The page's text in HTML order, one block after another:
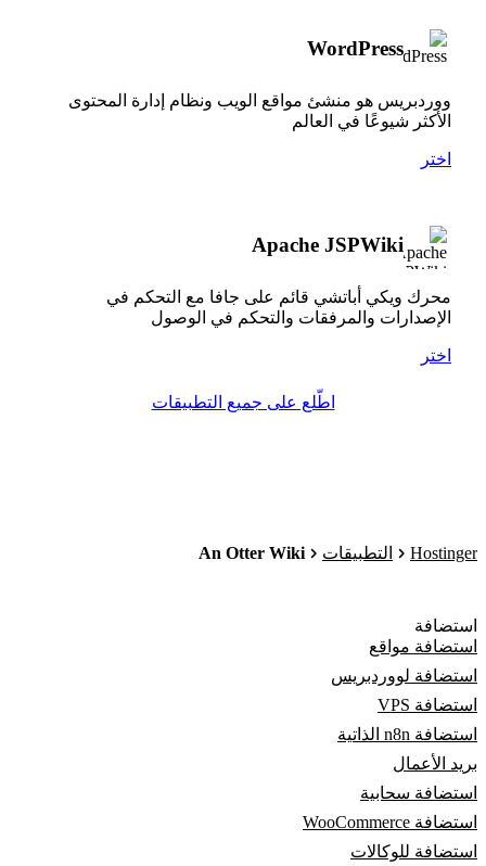
WordPress
ووردبريس هو منشئ مواقع الويب ونظام إدارة المحتوى
الأكثر شيوعًا في العالم
اختر
Apache JSPWiki
محرك ويكي أباتشي قائم على جافا مع التحكم في
الإصدارات والمرفقات والتحكم في الوصول
اختر
اطّلع على جميع التطبيقات
Hostinger التطبيقات An Otter Wiki
استضافة
استضافة مواقع
استضافة لووردبريس
استضافة VPS
استضافة n8n الذاتية
بريد الأعمال
استضافة سحابية
استضافة WooCommerce
استضافة للوكالات